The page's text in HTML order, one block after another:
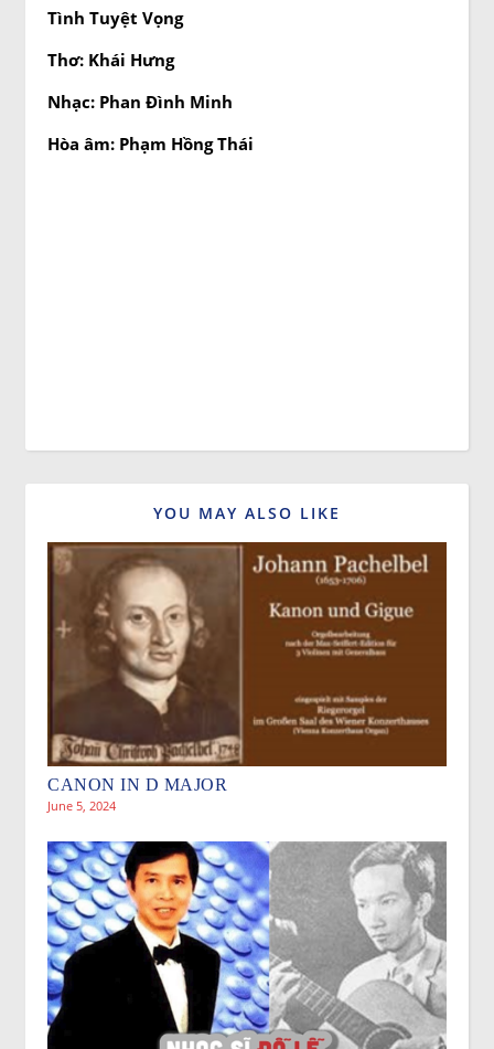
Tình Tuyệt Vọng
Thơ: Khái Hưng
Nhạc: Phan Đình Minh
Hòa âm: Phạm Hồng Thái
YOU MAY ALSO LIKE
CANON IN D MAJOR
June 5, 2024